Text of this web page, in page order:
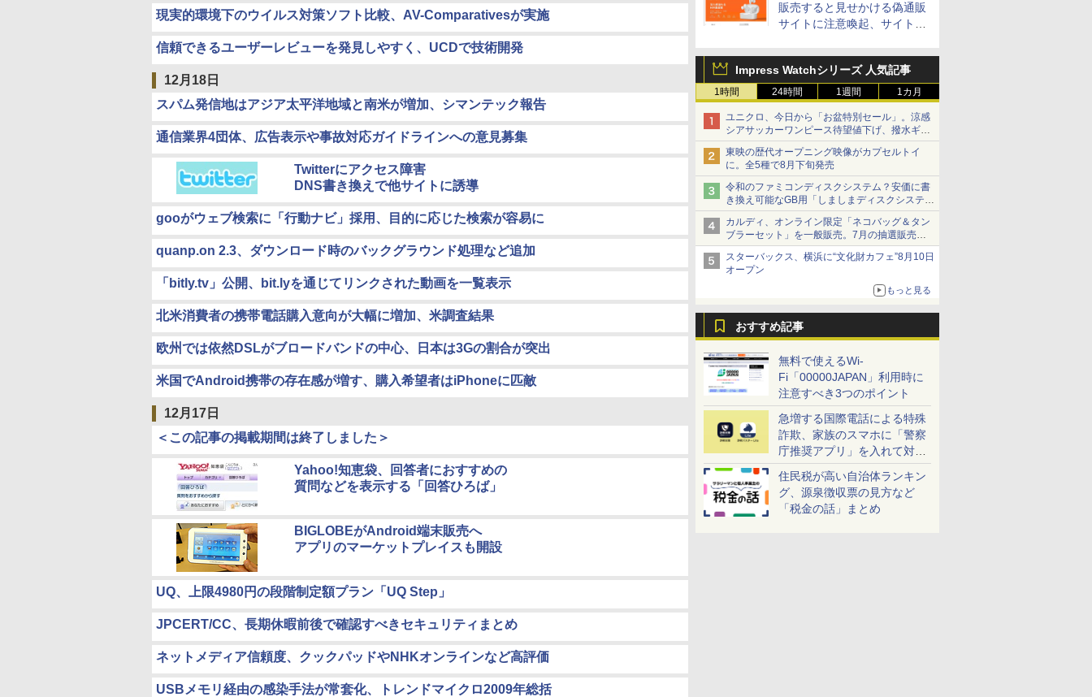
販売すると見せかける偽通販
サイトに注意喚起、サイト名
Impress Watchシリーズ 人気記事
1時間 24時間 1週間 1カ月
ユニクロ、今日から「お盆特別セール」。涼感
シアサッカーワンピース待望値下げ、撥水ギア
ショーツは1990円に
東映の歴代オープニング映像がカプセルトイ
に。全5種で8月下旬発売
令和のファミコンディスクシステム？安価に書
き換え可能なGB用「しましまディスクシステ
ム」
カルディ、オンライン限定「ネコバッグ＆タン
ブラーセット」を一般販売。7月の抽選販売の
当選無効分
スターバックス、横浜に“文化財カフェ”8月10日
オープン
もっと見る
おすすめ記事
無料で使えるWi-
Fi「00000JAPAN」利用時に
注意すべき3つのポイント
急増する国際電話による特殊
詐欺、家族のスマホに「警察
庁推奨アプリ」を入れて対策
しよう！
住民税が高い自治体ランキン
グ、源泉徴収票の見方など
「税金の話」まとめ
現実的環境下のウイルス対策ソフト比較、AV-Comparativesが実施
信頼できるユーザーレビューを発見しやすく、UCDで技術開発
12月18日
スパム発信地はアジア太平洋地域と南米が増加、シマンテック報告
通信業界4団体、広告表示や事故対応ガイドラインへの意見募集
Twitterにアクセス障害
DNS書き換えで他サイトに誘導
gooがウェブ検索に「行動ナビ」採用、目的に応じた検索が容易に
quanp.on 2.3、ダウンロード時のバックグラウンド処理など追加
「bitly.tv」公開、bit.lyを通じてリンクされた動画を一覧表示
北米消費者の携帯電話購入意向が大幅に増加、米調査結果
欧州では依然DSLがブロードバンドの中心、日本は3Gの割合が突出
米国でAndroid携帯の存在感が増す、購入希望者はiPhoneに匹敵
12月17日
＜この記事の掲載期間は終了しました＞
Yahoo!知恵袋、回答者におすすめの
質問などを表示する「回答ひろば」
BIGLOBEがAndroid端末販売へ
アプリのマーケットプレイスも開設
UQ、上限4980円の段階制定額プラン「UQ Step」
JPCERT/CC、長期休暇前後で確認すべきセキュリティまとめ
ネットメディア信頼度、クックパッドやNHKオンラインなど高評価
USBメモリ経由の感染手法が常套化、トレンドマイクロ2009年総括